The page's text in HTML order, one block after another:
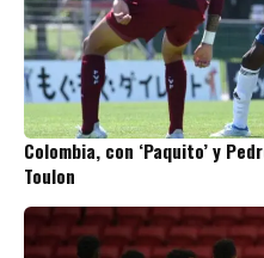
Colombia, con ‘Paquito’ y
Toulon